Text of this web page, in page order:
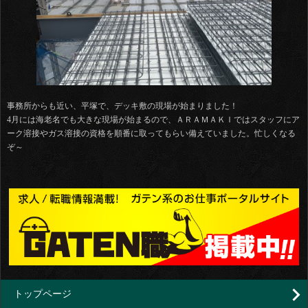
事務所からも近い、平塚で、デッキ敷の現場が始まりました！
4月には海老名でも大きな現場が始まるので、ＡＲＡＭＡＫＩではスタッフにア
ーク溶接やガス溶接の資格を順番に取ってもらい備えていました。忙しくなる
ぞ～
トップページ